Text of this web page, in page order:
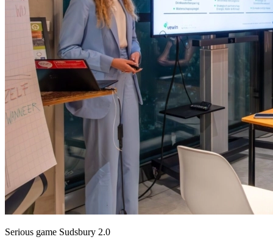
Serious game Sudsbury 2.0